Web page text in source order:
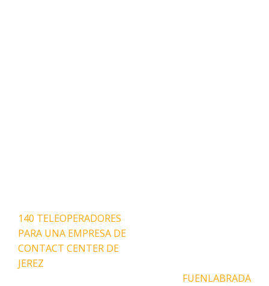
Navegación
de
entradas
140 TELEOPERADORES
PARA UNA EMPRESA DE
CONTACT CENTER DE
JEREZ
FUENLABRADA